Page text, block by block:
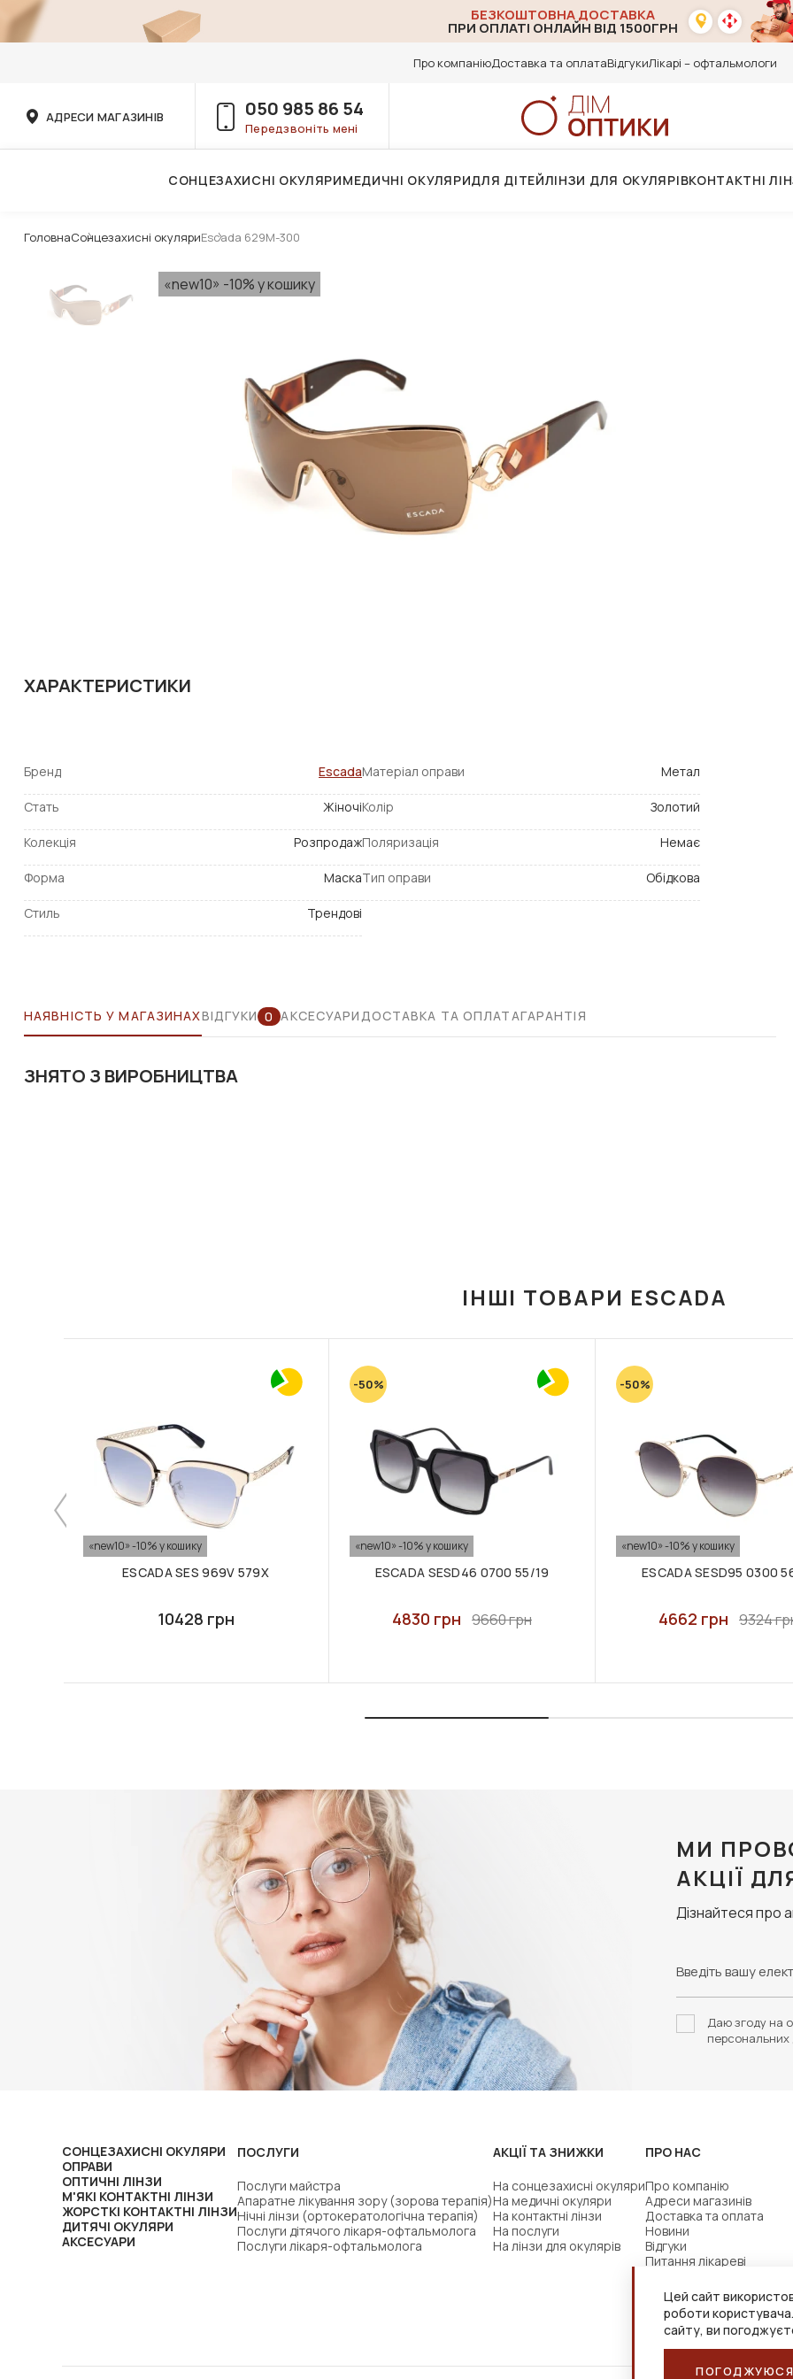
БЕЗКОШТОВНА ДОСТАВКА
ПРИ ОПЛАТІ ОНЛАЙН ВІД 1500ГРН
Про компаніюДоставка та оплатаВідгукиЛікарі – офтальмологи
АДРЕСИ МАГАЗИНІВ 050 985 86 54
Передзвоніть мені
СОНЦЕЗАХИСНІ ОКУЛЯРИМЕДИЧНІ ОКУЛЯРИДЛЯ ДІТЕЙЛІНЗИ ДЛЯ ОКУЛЯРІВКОНТАКТНІ
ГоловнаСонцезахисні окуляриEscada 629M-300
«new10» -10% у кошику
ХАРАКТЕРИСТИКИ
Бренд Escada
Стать Жіночі
Колекція Розпродаж
Форма Маска
Стиль Трендові
Матеріал оправи Метал
Колір Золотий
Поляризація Немає
Тип оправи Обідкова
НАЯВНІСТЬ У МАГАЗИНАХВІДГУКИ 0 АКСЕСУАРИДОСТАВКА ТА ОПЛАТАГАРАНТІЯ
ЗНЯТО З ВИРОБНИЦТВА
ІНШІ ТОВАРИ ESCADA
«new10» -10% у кошику
ESCADA SES 969V 579X
10428 грн
-50%
«new10» -10% у кошику
ESCADA SESD46 0700 55/19
4830 грн 9660 грн
-50%
«new10» -10% у кошику
ESCADA SESD95 0300
4662 грн 9324
МИ
АКЦІЇ
Дізнайтеся про
Даю згоду на
Цей сайт
роботи
сайту, ви
ПОГОДЖУЮСЯ
СОНЦЕЗАХИСНІ ОКУЛЯРИ
ОПРАВИ
ОПТИЧНІ ЛІНЗИ
М'ЯКІ КОНТАКТНІ ЛІНЗИ
ЖОРСТКІ КОНТАКТНІ ЛІНЗИ
ДИТЯЧІ ОКУЛЯРИ
АКСЕСУАРИ
ПОСЛУГИ
Послуги майстра
Апаратне лікування зору (зорова терапія)
Нічні лінзи (ортокератологічна терапія)
Послуги дітячого лікаря-офтальмолога
Послуги лікаря-офтальмолога
АКЦІЇ ТА ЗНИЖКИ
На сонцезахисні окуляри
На медичні окуляри
На контактні лінзи
На послуги
На лінзи для окулярів
ПРО НАС
Про компанію
Адреси магазинів
Доставка та оплата
Новини
Відгуки
Питання лікареві